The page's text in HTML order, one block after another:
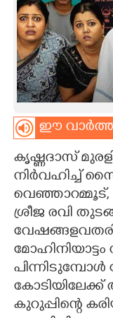
SPIRITUAL
INFO+
ART
ASTRO
CARTOONS
LITERATURE
ZOOM
CONTACT US
ഈ വാർത്ത
കൃഷ്ണദാസ്
നിർവഹിച്ച്
വെഞ്ഞാറമ്മൂട്,
ശ്രീജ രവി
കുറുപ്പിന്റെ